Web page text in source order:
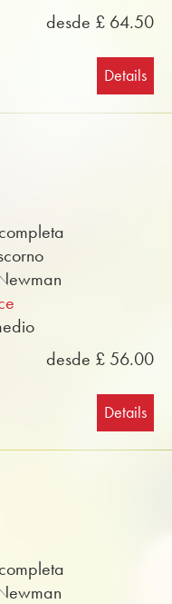
desde £ 64.50
Details
desde £ 56.00
Details